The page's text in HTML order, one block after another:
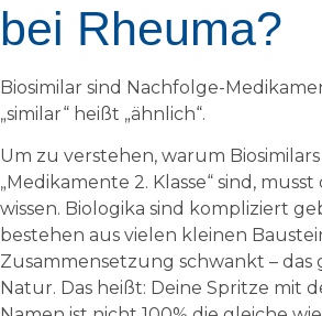
bei Rheuma?
Biosimilar sind Nachfolge-
„similar“ heißt „ähnlich“.
Um zu verstehen, warum Biosimilars
„Medikamente 2. Klasse“ sind,
wissen. Biologika sind kompliziert
bestehen aus vielen kleinen
Zusammensetzung schwankt –
Natur. Das heißt: Deine Spritze mit